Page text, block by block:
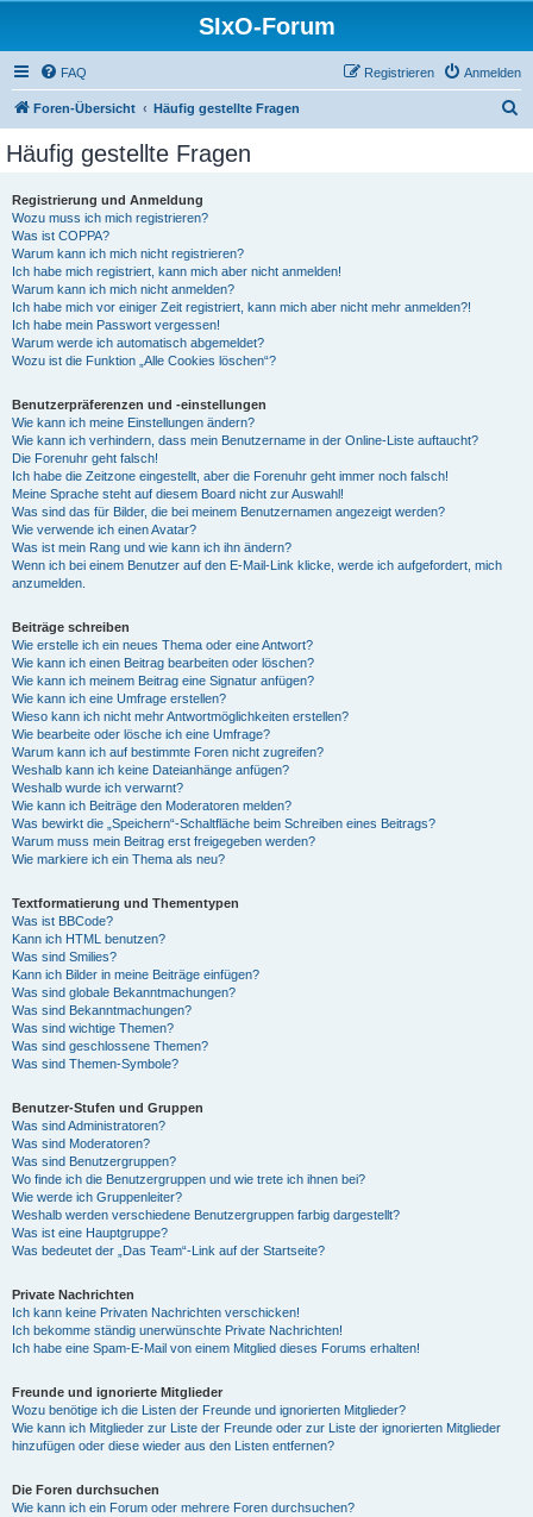
SIxO-Forum
FAQ Anmelden
Registrieren
Foren-Übersicht Häufig gestellte Fragen
Häufig gestellte Fragen
Registrierung und Anmeldung
Wozu muss ich mich registrieren?
Was ist COPPA?
Warum kann ich mich nicht registrieren?
Ich habe mich registriert, kann mich aber nicht anmelden!
Warum kann ich mich nicht anmelden?
Ich habe mich vor einiger Zeit registriert, kann mich aber nicht mehr anmelden?!
Ich habe mein Passwort vergessen!
Warum werde ich automatisch abgemeldet?
Wozu ist die Funktion „Alle Cookies löschen“?
Benutzerpräferenzen und -einstellungen
Wie kann ich meine Einstellungen ändern?
Wie kann ich verhindern, dass mein Benutzername in der Online-Liste auftaucht?
Die Forenuhr geht falsch!
Ich habe die Zeitzone eingestellt, aber die Forenuhr geht immer noch falsch!
Meine Sprache steht auf diesem Board nicht zur Auswahl!
Was sind das für Bilder, die bei meinem Benutzernamen angezeigt werden?
Wie verwende ich einen Avatar?
Was ist mein Rang und wie kann ich ihn ändern?
Wenn ich bei einem Benutzer auf den E-Mail-Link klicke, werde ich aufgefordert, mich
anzumelden.
Beiträge schreiben
Wie erstelle ich ein neues Thema oder eine Antwort?
Wie kann ich einen Beitrag bearbeiten oder löschen?
Wie kann ich meinem Beitrag eine Signatur anfügen?
Wie kann ich eine Umfrage erstellen?
Wieso kann ich nicht mehr Antwortmöglichkeiten erstellen?
Wie bearbeite oder lösche ich eine Umfrage?
Warum kann ich auf bestimmte Foren nicht zugreifen?
Weshalb kann ich keine Dateianhänge anfügen?
Weshalb wurde ich verwarnt?
Wie kann ich Beiträge den Moderatoren melden?
Was bewirkt die „Speichern“-Schaltfläche beim Schreiben eines Beitrags?
Warum muss mein Beitrag erst freigegeben werden?
Wie markiere ich ein Thema als neu?
Textformatierung und Thementypen
Was ist BBCode?
Kann ich HTML benutzen?
Was sind Smilies?
Kann ich Bilder in meine Beiträge einfügen?
Was sind globale Bekanntmachungen?
Was sind Bekanntmachungen?
Was sind wichtige Themen?
Was sind geschlossene Themen?
Was sind Themen-Symbole?
Benutzer-Stufen und Gruppen
Was sind Administratoren?
Was sind Moderatoren?
Was sind Benutzergruppen?
Wo finde ich die Benutzergruppen und wie trete ich ihnen bei?
Wie werde ich Gruppenleiter?
Weshalb werden verschiedene Benutzergruppen farbig dargestellt?
Was ist eine Hauptgruppe?
Was bedeutet der „Das Team“-Link auf der Startseite?
Private Nachrichten
Ich kann keine Privaten Nachrichten verschicken!
Ich bekomme ständig unerwünschte Private Nachrichten!
Ich habe eine Spam-E-Mail von einem Mitglied dieses Forums erhalten!
Freunde und ignorierte Mitglieder
Wozu benötige ich die Listen der Freunde und ignorierten Mitglieder?
Wie kann ich Mitglieder zur Liste der Freunde oder zur Liste der ignorierten Mitglieder
hinzufügen oder diese wieder aus den Listen entfernen?
Die Foren durchsuchen
Wie kann ich ein Forum oder mehrere Foren durchsuchen?